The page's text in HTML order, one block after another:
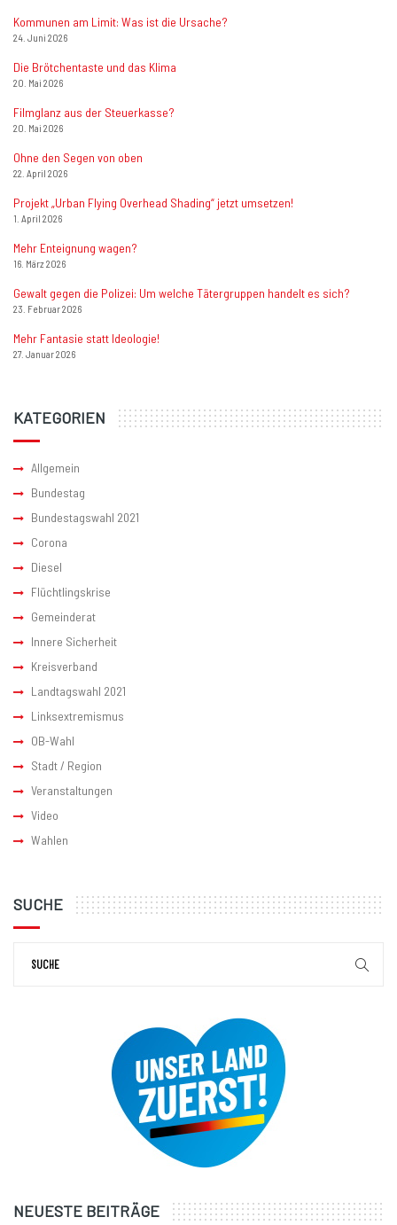
Kommunen am Limit: Was ist die Ursache?
24. Juni 2026
Die Brötchentaste und das Klima
20. Mai 2026
Filmglanz aus der Steuerkasse?
20. Mai 2026
Ohne den Segen von oben
22. April 2026
Projekt „Urban Flying Overhead Shading“ jetzt umsetzen!
1. April 2026
Mehr Enteignung wagen?
16. März 2026
Gewalt gegen die Polizei: Um welche Tätergruppen handelt es sich?
23. Februar 2026
Mehr Fantasie statt Ideologie!
27. Januar 2026
KATEGORIEN
Allgemein
Bundestag
Bundestagswahl 2021
Corona
Diesel
Flüchtlingskrise
Gemeinderat
Innere Sicherheit
Kreisverband
Landtagswahl 2021
Linksextremismus
OB-Wahl
Stadt / Region
Veranstaltungen
Video
Wahlen
SUCHE
NEUESTE BEITRÄGE